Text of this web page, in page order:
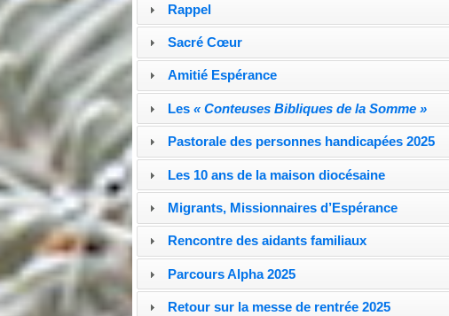
Rappel
Sacré Cœur
Amitié Espérance
Les« Conteuses Bibliques de la Somme »
Pastorale des personnes handicapées 2025
Les 10 ans de la maison diocésaine
Migrants, Missionnaires d’Espérance
Rencontre des aidants familiaux
Parcours Alpha 2025
Retour sur la messe de rentrée 2025